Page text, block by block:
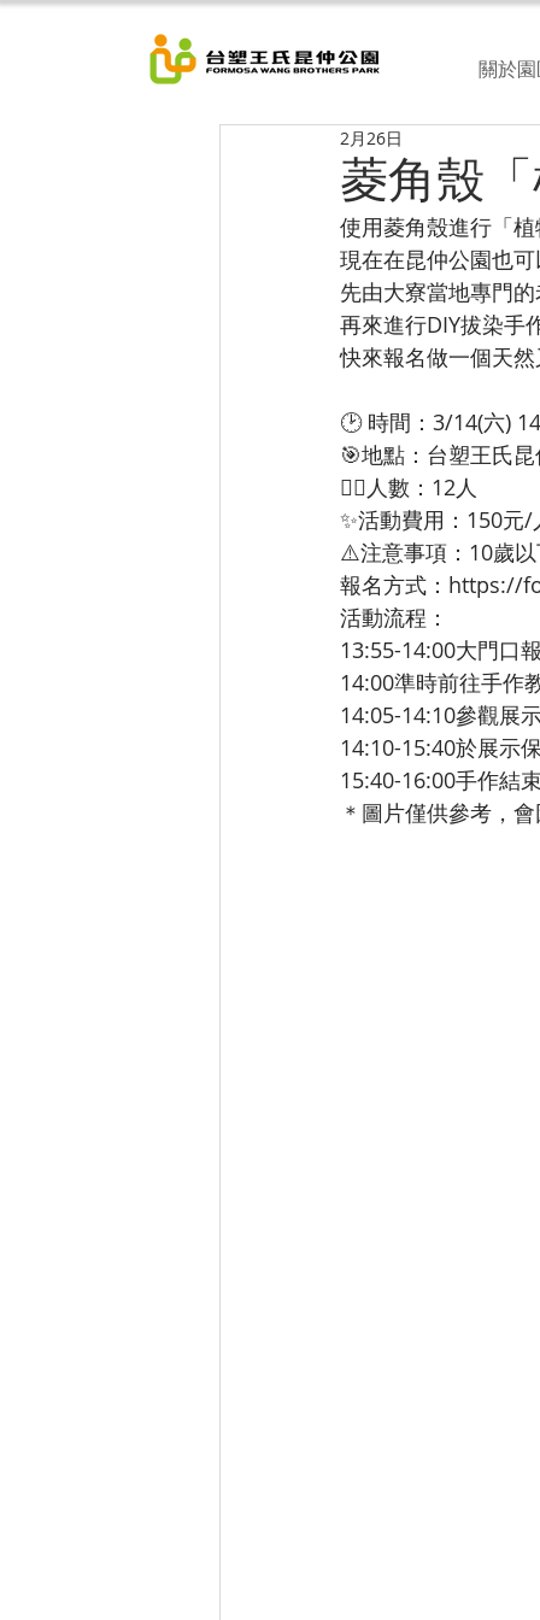
關於
菱角殼
2月26日
使用菱角殼進行「
現在在昆仲公園也
先由大寮當地專門
再來進行DIY拔染手
快來報名做一個天
🕑 時間：3/14(六)
🎯地點：台塑王氏
🧍‍♀️人數：12人
✨活動費用：150元/
⚠️注意事項：10歲
報名方式： https://
活動流程：
13:55-14:00大門口
14:00準時前往手作
14:05-14:10參觀展
14:10-15:40於展示
15:40-16:00手作結
＊圖片僅供參考，